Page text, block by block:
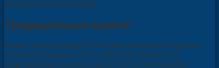
пригоревший сулит беду.
Традиционные куличи
Самый простой рецепт теста для пасхального кулича
позволит довольно легко и быстро сделать эту
традиционную выпечку даже неопытной хозяйке.